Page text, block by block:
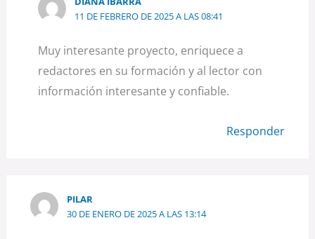
11 DE FEBRERO DE 2025 A LAS 08:41
Muy interesante proyecto, enriquece a
redactores en su formación y al lector con
información interesante y confiable.
Responder
PILAR
30 DE ENERO DE 2025 A LAS 13:14